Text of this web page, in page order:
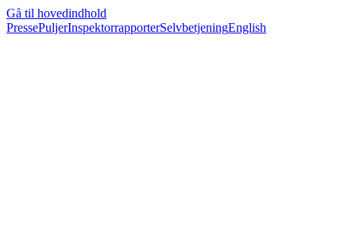
Gå til hovedindhold
PressePuljerInspektorrapporterSelvbetjeningEnglish